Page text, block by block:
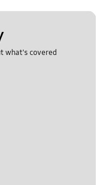
what's covered